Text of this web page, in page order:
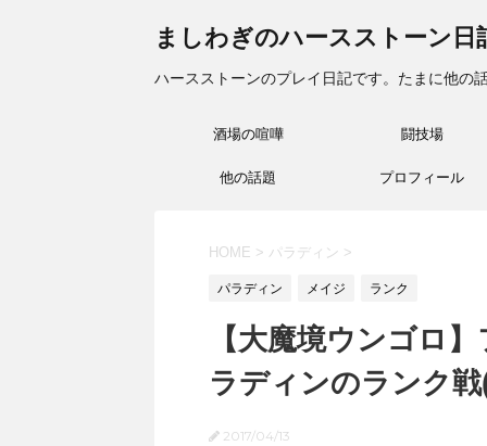
ましわぎのハースストーン日
ハースストーンのプレイ日記です。たまに他の
酒場の喧嘩 闘技場
他の話題 プロフィール
HOME > パラディン >
パラディン メイジ ランク
【大魔境ウンゴロ
ラディンのランク
2017/04/13